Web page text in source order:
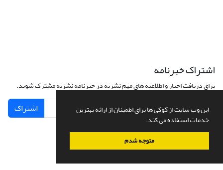
این وب سایت از کوکی ها برای اطمینان از ارائه بهترین
خدمات استفاده می کند.
متوجه شدم
اشتراک خبرنامه
برای دریافت اخبار و اطلاعیه های مهم نشریه در خبرنامه نشریه مشترک شوید.
اشتراک
سامانه مدیریت نشریات علمی.طراحی و پیاده سازی ازسیناوب